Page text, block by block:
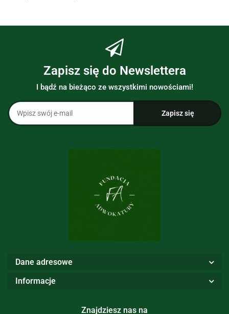
Zapisz się do Newslettera
I bądź na bieżąco ze wszystkimi nowościami!
Dane adresowe
Informacje
Znajdziesz nas na